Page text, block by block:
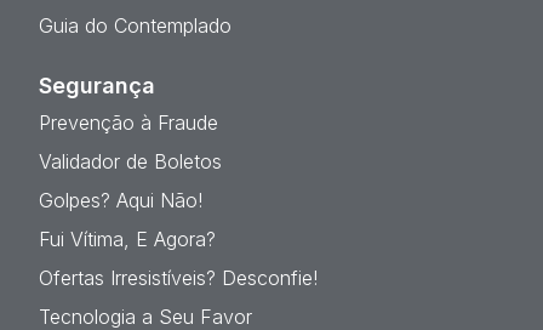
Guia do Contemplado
Segurança
Prevenção à Fraude
Validador de Boletos
Golpes? Aqui Não!
Fui Vítima, E Agora?
Ofertas Irresistíveis? Desconfie!
Tecnologia a Seu Favor